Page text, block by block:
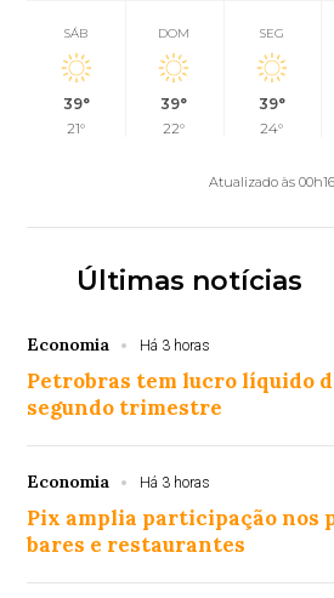
SÁB
39°
21°
DOM
39°
22°
SEG
39°
24°
Atualizado às 00h16
Últimas notícias
Economia Há 3 horas
Petrobras tem lucro líquido
segundo trimestre
Economia Há 3 horas
Pix amplia participação nos
bares e restaurantes